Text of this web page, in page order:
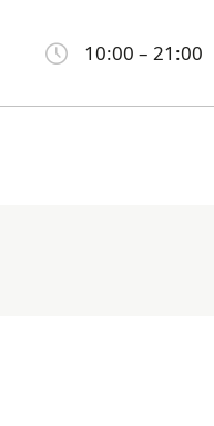
10:00 – 21:00